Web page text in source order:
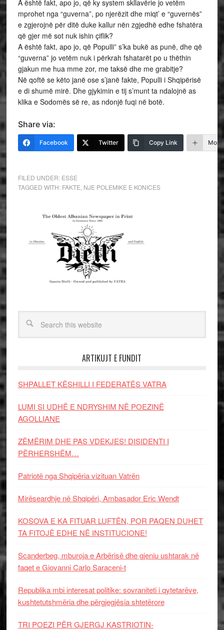
A është fakt, apo jo, që ky system skllavërie jo vetëm
mprohet nga “guverna”, po njerëzit dhe miqt’ e “guvernës”
e zgjerojnë për ditë duke kallur nën zgjedhë edhe fshatëra
që gjer më sot nuk ishin çiflik?
A është fakt, apo jo, që Populli” s’ka bukë as punë, dhe që
“guverna” jo vetëm nuk i përkrah fshatarët po u thëthin
gjakun me hua mme zor, me taksë dhe me grabitje?
Në qoftë se këto janë ose s’janë fakte, Populli i Shqipërisë
e di shumë mirë. Dhe gjykimin e tij s’munt ta ndalojnë as
klika e Sodomës së re, as ndonjë fuqi në botë.
Share via:
Facebook Twitter Copy Link More
FILED UNDER: ESSE
TAGGED WITH: FAKTE NJE POLEMIKE E KONICES
ARTIKUJT E FUNDIT
SHPALLET KËSHILLI I FEDERATËS VATRA
LUMI SI UDHË E NDRYSHIM NË POEZINË
AGOLLIANE
ZËMËRIM DHE PAS VDEKJES! DISIDENTI I
PËRHERSHËM…
Patriotë nga Shqipëria vizituan Vatrën
Mirëseardhje në Shqipëri, Ambasador Eric Wendt
KOSOVA E KA FITUAR LUFTËN, POR PAQEN DUHET
TA FITOJË EDHE NË INSTITUCIONE!
Scanderbeg, mburoja e Arbërisë dhe gjeniu ushtarak në
faqet e Giovanni Carlo Saraceni-t
Republika mbi interesat politike: sovraniteti i qytetarëve,
kushtetutshmëria dhe përgjegjësia shtetërore
TRI POEZI PËR GJERGJ KASTRIOTIN-